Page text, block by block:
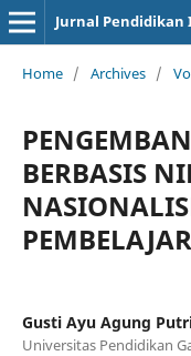
Jurnal Pendidikan
Home / Archives /
BERBASIS
Gusti Ayu Agung
Universitas Pendidikan